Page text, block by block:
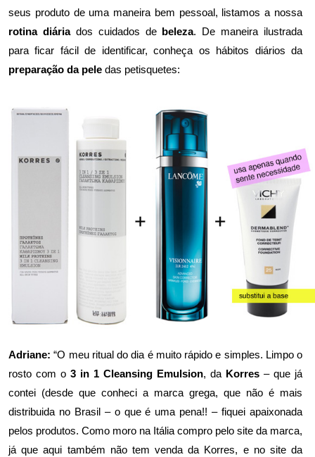
seus produto de uma maneira bem pessoal, listamos a nossa
rotina diáriados cuidados de beleza. De maneira ilustrada
para ficar fácil de identificar, conheça os hábitos diários da
preparação da pele das petisquetes:
Adriane: “O meu ritual do dia é muito rápido e simples. Limpo o
rosto com o 3 in 1 Cleansing Emulsion, da Korres – que já
contei (desde que conheci a marca grega, que não é mais
distribuida no Brasil – o que é uma pena!! – fiquei apaixonada
pelos produtos. Como moro na Itália compro pelo site da marca,
já que aqui também não tem venda da Korres, e no site da